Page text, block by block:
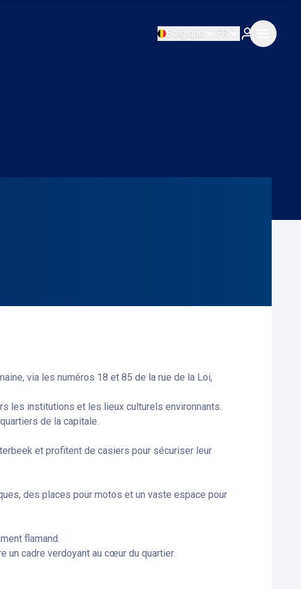
Belgique FR
via les numéros 18 et 85 de la rue de la Loi,
les institutions et les lieux culturels environnants.
de la capitale.
et profitent de casiers pour sécuriser leur
des places pour motos et un vaste espace pour
flamand.
un cadre verdoyant au cœur du quartier.